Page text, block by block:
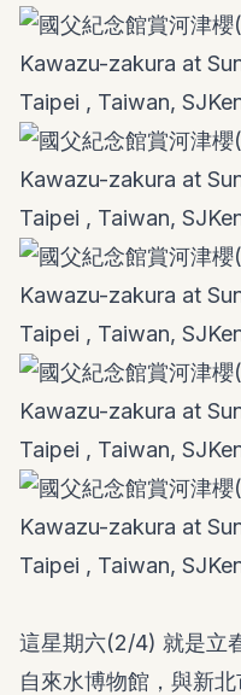
這星期六(2/4) 就是立
自來水博物館，與新